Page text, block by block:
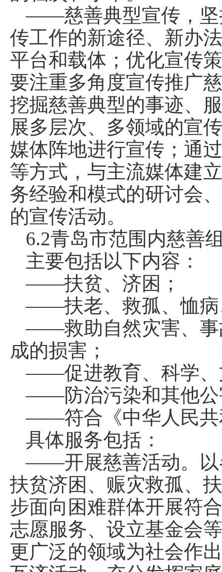
——慈善典型宣传，坚
传工作的新途径、新办
平台和载体；优化宣传
要注重多角度宣传推广
挖掘慈善典型的事迹、
展多层次、多领域的宣
媒体阵地进行宣传；通
等方式，与主流媒体建
务经验和模式的研讨会
的宣传活动。
6.2青岛市范围内慈善
主要包括以下内容：
——扶贫、济困；
——扶老、救孤、恤病
——救助自然灾害、事
成的损害；
——促进教育、科学、
——防治污染和其他公
——符合《中华人民共
具体服务包括：
——开展慈善活动。以
扶贫济困、赈灾救孤、
步面向困难群体开展符
志愿服务、设立基金会
更广泛的领域为社会作